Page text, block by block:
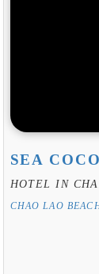
SEA
HOTEL IN
CHAO LAO